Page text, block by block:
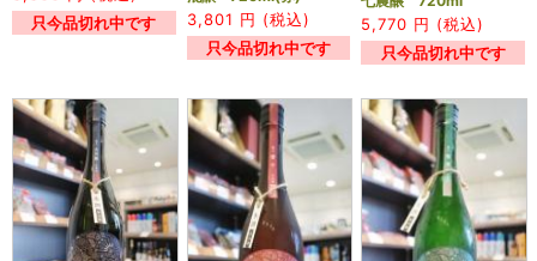
只今品切れ中です
3,801 円 (税込)
只今品切れ中です
5,770 円 (税込)
只今品切れ中です